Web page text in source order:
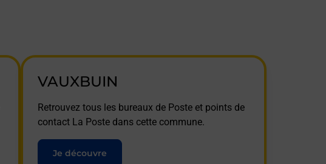
VAUXBUIN
Retrouvez tous les bureaux de Poste et points de
contact La Poste dans cette commune.
Je découvre